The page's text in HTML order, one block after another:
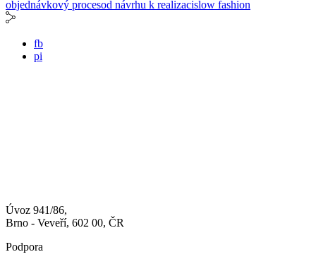
objednávkový procesod návrhu k realizacislow fashion
fb
pi
Úvoz 941/86,
Brno - Veveří, 602 00, ČR
Podpora